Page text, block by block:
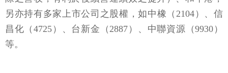
另亦持有多家上市公司之股權，如中橡（2104）、信
昌化（4725）、台新金（2887）、中聯資源（9930）
等。